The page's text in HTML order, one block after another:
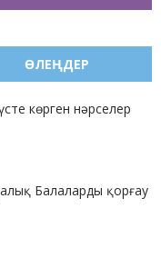
ӨЛЕҢДЕР
көрген нәрселер
Балаларды қорғау